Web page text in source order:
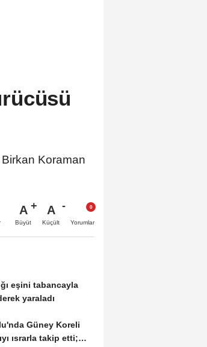
Koraman
A
Büyüt
A
Küçült Yorumlar
eşini tabancayla
yaraladı
Güney Koreli
ısrarla takip etti;